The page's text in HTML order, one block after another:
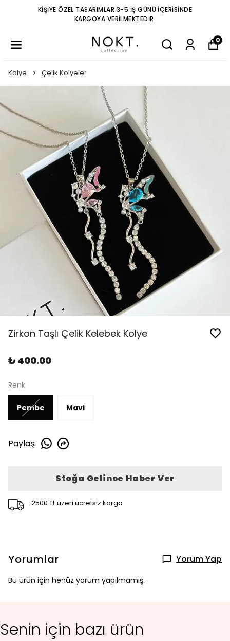
KIŞIYE ÖZEL TASARIMLAR 3-5 IŞ GÜNÜ IÇERISINDE
KARGOYA VERILMEKTEDIR.
0
Kolye Çelik Kolyeler
Zirkon Taşlı Çelik Kelebek Kolye
₺ 400.00
Renk
Pembe Mavi
Paylaş:
Stoğa Gelince Haber Ver
2500 TL üzeri ücretsiz kargo
Yorumlar Yorum Yap
Bu ürün için henüz yorum yapılmamış.
Senin için bazı ürün